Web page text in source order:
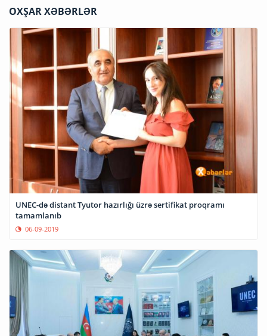
OXŞAR XƏBƏRLƏR
UNEC-də distant Tyutor hazırlığı üzrə sertifikat proqramı
tamamlanıb
06-09-2019